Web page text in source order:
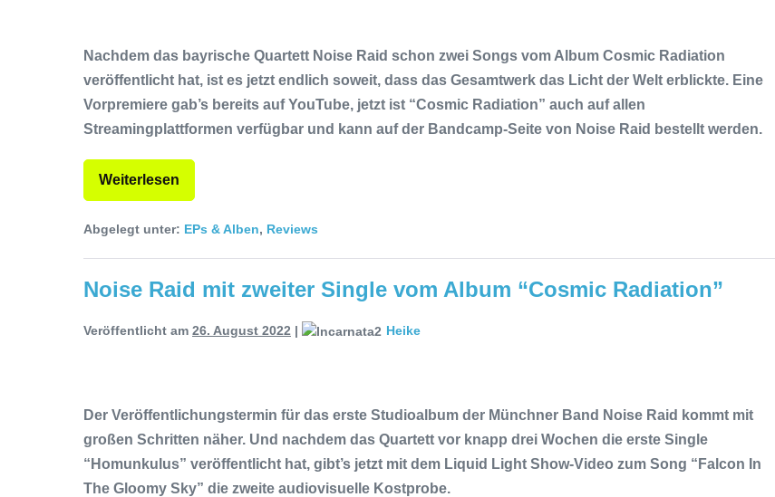
Nachdem das bayrische Quartett Noise Raid schon zwei Songs vom Album Cosmic Radiation
veröffentlicht hat, ist es jetzt endlich soweit, dass das Gesamtwerk das Licht der Welt erblickte. Eine
Vorpremiere gab’s bereits auf YouTube, jetzt ist “Cosmic Radiation” auch auf allen
Streamingplattformen verfügbar und kann auf der Bandcamp-Seite von Noise Raid bestellt werden.
Weiterlesen
Abgelegt unter: EPs & Alben, Reviews
Noise Raid mit zweiter Single vom Album “Cosmic Radiation”
Veröffentlicht am 26. August 2022 | Heike
Der Veröffentlichungstermin für das erste Studioalbum der Münchner Band Noise Raid kommt mit
großen Schritten näher. Und nachdem das Quartett vor knapp drei Wochen die erste Single
“Homunkulus” veröffentlicht hat, gibt’s jetzt mit dem Liquid Light Show-Video zum Song “Falcon In
The Gloomy Sky” die zweite audiovisuelle Kostprobe.